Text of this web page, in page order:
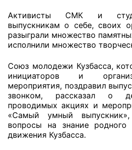
Главная
Общественные советы
Общественные советы при
органах федеральных
исполнительной власти
Активисты СМК и
выпускникам о себе, своих
разыграли множество
исполнили множество
Союз молодежи Кузбасса,
инициаторов и
мероприятия, поздравил
звонком, рассказал о
проводимых акциях и
«Самый умный
вопросы на знание родного
движения Кузбасса.